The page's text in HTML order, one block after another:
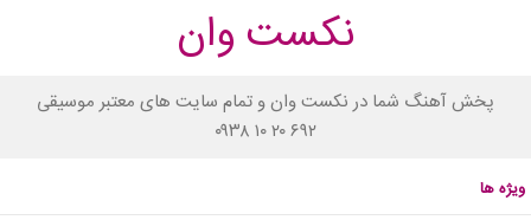
نکست وان
پخش آهنگ شما در نکست وان و تمام سایت های معتبر موسیقی
۰۹۳۸ ۱۰ ۲۰ ۶۹۲
ویژه ها